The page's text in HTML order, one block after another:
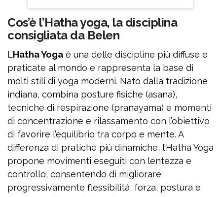
Cos’è l’Hatha yoga, la disciplina
consigliata da Belen
L’Hatha Yoga è una delle discipline più diffuse e
praticate al mondo e rappresenta la base di
molti stili di yoga moderni. Nato dalla tradizione
indiana, combina posture fisiche (asana),
tecniche di respirazione (pranayama) e momenti
di concentrazione e rilassamento con l’obiettivo
di favorire l’equilibrio tra corpo e mente. A
differenza di pratiche più dinamiche, l’Hatha Yoga
propone movimenti eseguiti con lentezza e
controllo, consentendo di migliorare
progressivamente flessibilità, forza, postura e